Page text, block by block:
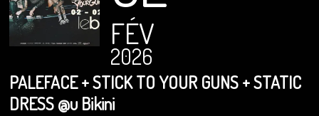
FÉV
2026
PALEFACE + STICK TO YOUR GUNS + STATIC
DRESS @u Bikini